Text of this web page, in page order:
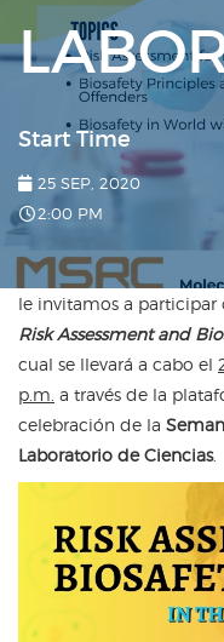
Start Time
25 SEP, 2020
2:00 PM
le invitamos a participar
Risk Assessment and
cual se llevará a cabo el
p.m. a través de la
celebración de la
Laboratorio de Ciencias.